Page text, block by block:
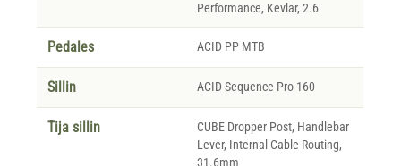
Performance, Kevlar, 2.6
Pedales ACID PP MTB
Sillin ACID Sequence Pro 160
Tija sillin
CUBE Dropper Post, Handlebar
Lever, Internal Cable Routing,
31.6mm